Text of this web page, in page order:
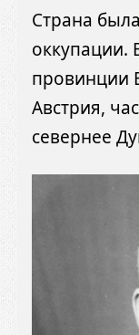
Страна
оккупации.
провинции
Австрия,
севернее